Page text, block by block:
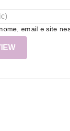
email e site